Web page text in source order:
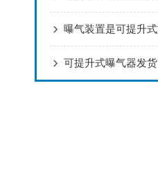
可提升式曝气器发货